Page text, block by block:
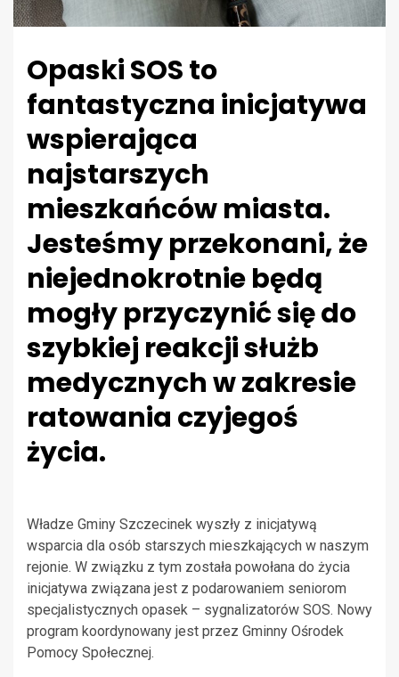
Opaski SOS to
fantastyczna inicjatywa
wspierająca
najstarszych
mieszkańców miasta.
Jesteśmy przekonani, że
niejednokrotnie będą
mogły przyczynić się do
szybkiej reakcji służb
medycznych w zakresie
ratowania czyjegoś
życia.
Władze Gminy Szczecinek wyszły z inicjatywą
wsparcia dla osób starszych mieszkających w naszym
rejonie. W związku z tym została powołana do życia
inicjatywa związana jest z podarowaniem seniorom
specjalistycznych opasek – sygnalizatorów SOS. Nowy
program koordynowany jest przez Gminny Ośrodek
Pomocy Społecznej.